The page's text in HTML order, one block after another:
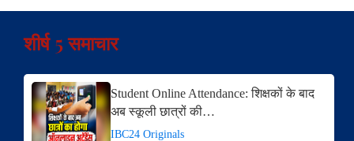
शीर्ष 5 समाचार
Student Online Attendance: शिक्षकों के बाद
अब स्कूली छात्रों की…
IBC24 Originals